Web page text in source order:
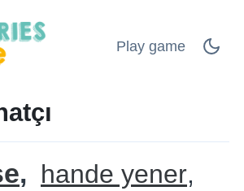
Play game
hande yener